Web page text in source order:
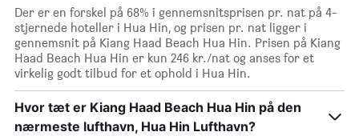
Der er en forskel på 68% i gennemsnitsprisen pr. nat på 4-
stjernede hoteller i Hua Hin, og prisen pr. nat ligger i
gennemsnit på Kiang Haad Beach Hua Hin. Prisen på Kiang
Haad Beach Hua Hin er kun 246 kr./nat og anses for et
virkelig godt tilbud for et ophold i Hua Hin.
Hvor tæt er Kiang Haad Beach Hua Hin på den
nærmeste lufthavn, Hua Hin Lufthavn?